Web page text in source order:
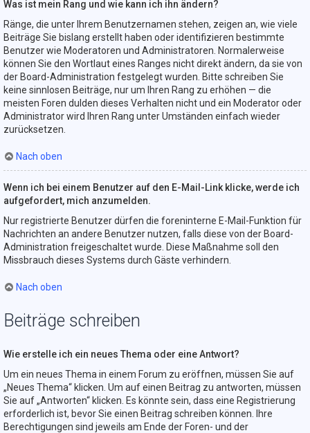
Was ist mein Rang und wie kann ich ihn ändern?
Ränge, die unter Ihrem Benutzernamen stehen, zeigen an, wie viele
Beiträge Sie bislang erstellt haben oder identifizieren bestimmte
Benutzer wie Moderatoren und Administratoren. Normalerweise
können Sie den Wortlaut eines Ranges nicht direkt ändern, da sie von
der Board-Administration festgelegt wurden. Bitte schreiben Sie
keine sinnlosen Beiträge, nur um Ihren Rang zu erhöhen — die
meisten Foren dulden dieses Verhalten nicht und ein Moderator oder
Administrator wird Ihren Rang unter Umständen einfach wieder
zurücksetzen.
Nach oben
Wenn ich bei einem Benutzer auf den E-Mail-Link klicke, werde ich
aufgefordert, mich anzumelden.
Nur registrierte Benutzer dürfen die foreninterne E-Mail-Funktion für
Nachrichten an andere Benutzer nutzen, falls diese von der Board-
Administration freigeschaltet wurde. Diese Maßnahme soll den
Missbrauch dieses Systems durch Gäste verhindern.
Nach oben
Beiträge schreiben
Wie erstelle ich ein neues Thema oder eine Antwort?
Um ein neues Thema in einem Forum zu eröffnen, müssen Sie auf
„Neues Thema“ klicken. Um auf einen Beitrag zu antworten, müssen
Sie auf „Antworten“ klicken. Es könnte sein, dass eine Registrierung
erforderlich ist, bevor Sie einen Beitrag schreiben können. Ihre
Berechtigungen sind jeweils am Ende der Foren- und der